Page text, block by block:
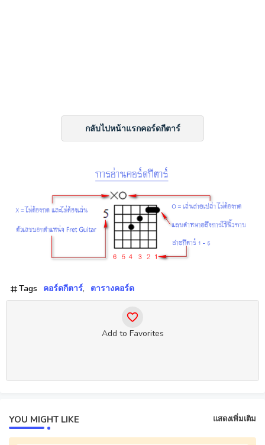
กลับไปหน้าแรกคอร์ดกีตาร์
Tags คอร์ดกีตาร์ ตารางคอร์ด
Add to Favorites
YOU MIGHT LIKE แสดงเพิ่มเติม